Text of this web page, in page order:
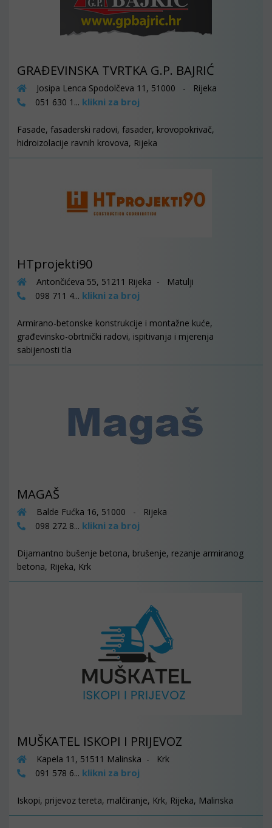
GRAĐEVINSKA TVRTKA G.P. BAJRIĆ
Josipa Lenca Spodolčeva 11, 51000 - Rijeka
051 630 1... klikni za broj
Fasade, fasaderski radovi, fasader, krovopokrivač,
hidroizolacije ravnih krovova, Rijeka
HTprojekti90
Antončićeva 55, 51211 Rijeka - Matulji
098 711 4... klikni za broj
Armirano-betonske konstrukcije i montažne kuće,
građevinsko-obrtnički radovi, ispitivanja i mjerenja
sabijenosti tla
MAGAŠ
Balde Fućka 16, 51000 - Rijeka
098 272 8... klikni za broj
Dijamantno bušenje betona, brušenje, rezanje armiranog
betona, Rijeka, Krk
MUŠKATEL ISKOPI I PRIJEVOZ
Kapela 11, 51511 Malinska - Krk
091 578 6... klikni za broj
Iskopi, prijevoz tereta, malčiranje, Krk, Rijeka, Malinska